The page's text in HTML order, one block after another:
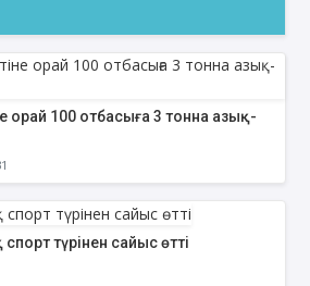
орай 100 отбасыға 3 тонна азық-
түрінен сайыс өтті